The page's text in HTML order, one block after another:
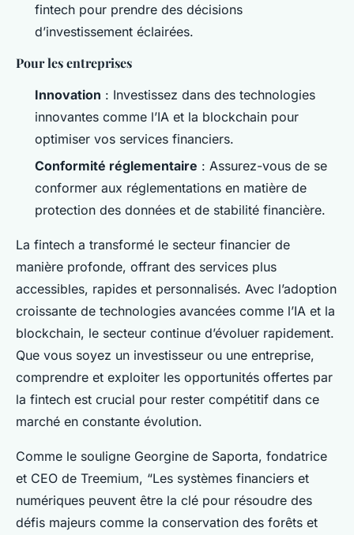
fintech pour prendre des décisions
d’investissement éclairées.
Pour les entreprises
Innovation : Investissez dans des technologies
innovantes comme l’IA et la blockchain pour
optimiser vos services financiers.
Conformité réglementaire : Assurez-vous de se
conformer aux réglementations en matière de
protection des données et de stabilité financière.
La fintech a transformé le secteur financier de
manière profonde, offrant des services plus
accessibles, rapides et personnalisés. Avec l’adoption
croissante de technologies avancées comme l’IA et la
blockchain, le secteur continue d’évoluer rapidement.
Que vous soyez un investisseur ou une entreprise,
comprendre et exploiter les opportunités offertes par
la fintech est crucial pour rester compétitif dans ce
marché en constante évolution.
Comme le souligne Georgine de Saporta, fondatrice
et CEO de Treemium, “Les systèmes financiers et
numériques peuvent être la clé pour résoudre des
défis majeurs comme la conservation des forêts et